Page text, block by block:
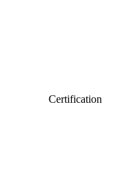
Certification